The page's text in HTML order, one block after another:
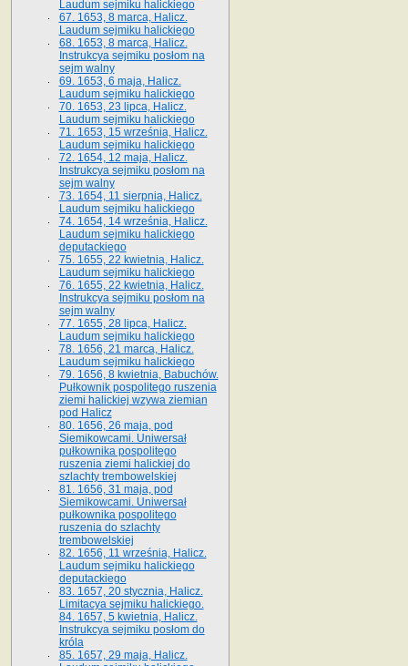
Laudum sejmiku halickiego
67. 1653, 8 marca, Halicz.
Laudum sejmiku halickiego
68. 1653, 8 marca, Halicz.
Instrukcya sejmiku posłom na
sejm walny
69. 1653, 6 maja, Halicz.
Laudum sejmiku halickiego
70. 1653, 23 lipca, Halicz.
Laudum sejmiku halickiego
71. 1653, 15 września, Halicz.
Laudum sejmiku halickiego
72. 1654, 12 maja, Halicz.
Instrukcya sejmiku posłom na
sejm walny
73. 1654, 11 sierpnia, Halicz.
Laudum sejmiku halickiego
74. 1654, 14 września, Halicz.
Laudum sejmiku halickiego
deputackiego
75. 1655, 22 kwietnia, Halicz.
Laudum sejmiku halickiego
76. 1655, 22 kwietnia, Halicz.
Instrukcya sejmiku posłom na
sejm walny
77. 1655, 28 lipca, Halicz.
Laudum sejmiku halickiego
78. 1656, 21 marca, Halicz.
Laudum sejmiku halickiego
79. 1656, 8 kwietnia, Babuchów.
Pułkownik pospolitego ruszenia
ziemi halickiej wzywa ziemian
pod Halicz
80. 1656, 26 maja, pod
Siemikowcami. Uniwersał
pułkownika pospolitego
ruszenia ziemi halickiej do
szlachty trembowelskiej
81. 1656, 31 maja, pod
Siemikowcami. Uniwersał
pułkownika pospolitego
ruszenia do szlachty
trembowelskiej
82. 1656, 11 września, Halicz.
Laudum sejmiku halickiego
deputackiego
83. 1657, 20 stycznia, Halicz.
Limitacya sejmiku halickiego.
84. 1657, 5 kwietnia, Halicz.
Instrukcya sejmiku posłom do
króla
85. 1657, 29 maja, Halicz.